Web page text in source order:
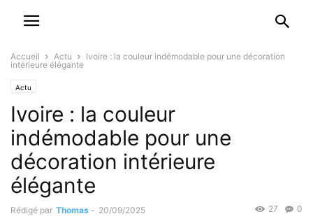
Accueil Actu
Ivoire : la couleur indémodable pour une décoration
intérieure élégante
Actu
Ivoire : la couleur
indémodable pour une
décoration intérieure
élégante
Rédigé par Thomas - 20/09/2025 0
27